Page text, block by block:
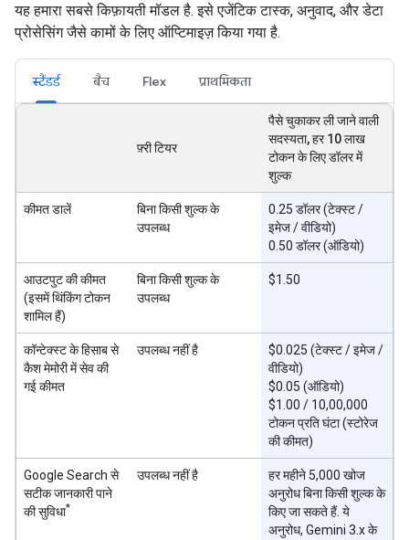
यह हमारा सबसे किफ़ायती मॉडल है. इसे एजेंटिक टास्क, अनुवाद, और डेटा
प्रोसेसिंग जैसे कामों के लिए ऑप्टिमाइज़ किया गया है.
स्टैंडर्ड बैच Flex प्राथमिकता
फ़्री टियर
पैसे चुकाकर ली जाने वाली
सदस्यता, हर 10 लाख
टोकन के लिए डॉलर में
शुल्क
कीमत डालें
बिना किसी शुल्क के
उपलब्ध
0.25 डॉलर (टेक्स्ट /
इमेज / वीडियो)
0.50 डॉलर (ऑडियो)
आउटपुट की कीमत
(इसमें थिंकिंग टोकन
शामिल हैं)
बिना किसी शुल्क के
उपलब्ध
$1.50
कॉन्टेक्स्ट के हिसाब से
कैश मेमोरी में सेव की
गई कीमत
उपलब्ध नहीं है
$0.025 (टेक्स्ट / इमेज /
वीडियो)
$0.05 (ऑडियो)
$1.00 / 10,00,000
टोकन प्रति घंटा (स्टोरेज
की कीमत)
Google Search से
सटीक जानकारी पाने
की सुविधा*
उपलब्ध नहीं है
हर महीने 5,000 खोज
अनुरोध बिना किसी शुल्क के
किए जा सकते हैं. ये
अनुरोध, Gemini 3.x के